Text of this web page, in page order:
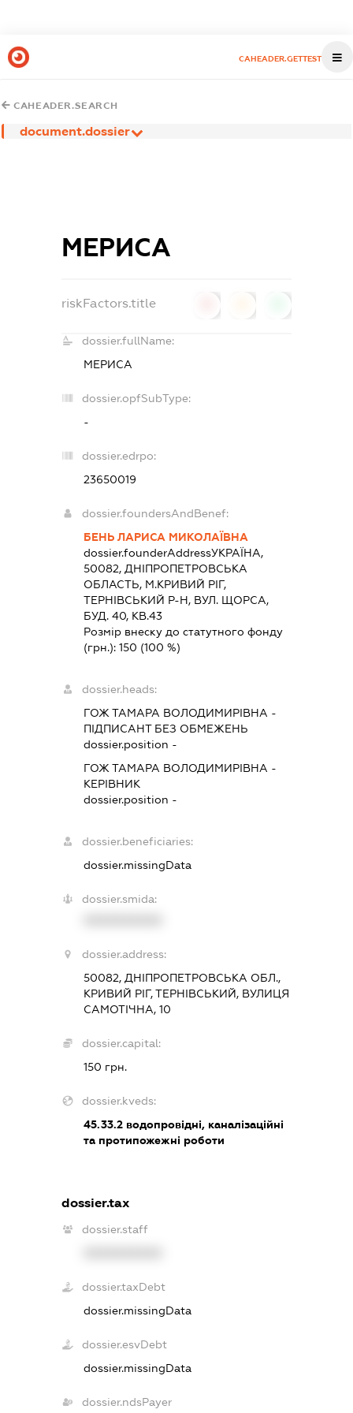
CAHEADER.GETTEST
CAHEADER.SEARCH
document.dossier
МЕРИСА
riskFactors.title
dossier.fullName:
МЕРИСА
dossier.opfSubType:
-
dossier.edrpo:
23650019
dossier.foundersAndBenef:
БЕНЬ ЛАРИСА МИКОЛАЇВНА
dossier.founderAddressУКРАЇНА,
50082, ДНIПРОПЕТРОВСЬКА
ОБЛАСТЬ, М.КРИВИЙ РІГ,
ТЕРНІВСЬКИЙ Р-Н, ВУЛ. ЩОРСА,
БУД. 40, КВ.43
Розмір внеску до статутного фонду
(грн.):150 (100 %)
dossier.heads:
ГОЖ ТАМАРА ВОЛОДИМИРІВНА -
ПІДПИСАНТБЕЗ ОБМЕЖЕНЬ
dossier.position -
ГОЖ ТАМАРА ВОЛОДИМИРІВНА -
КЕРІВНИК
dossier.position -
dossier.beneficiaries:
dossier.missingData
dossier.smida:
dossier.address:
50082, ДНІПРОПЕТРОВСЬКА ОБЛ.,
КРИВИЙ РІГ, ТЕРНІВСЬКИЙ, ВУЛИЦЯ
САМОТІЧНА, 10
dossier.capital:
150 грн.
dossier.kveds:
45.33.2 водопровідні, каналізаційні
та протипожежні роботи
dossier.tax
dossier.staff
dossier.taxDebt
dossier.missingData
dossier.esvDebt
dossier.missingData
dossier.ndsPayer